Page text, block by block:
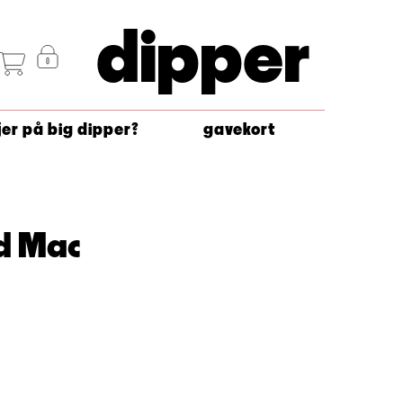
dipper
på big dipper? gavekort
Mac